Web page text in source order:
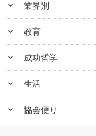
keyboard_arrow_down 業界別
keyboard_arrow_down 教育
keyboard_arrow_down 成功哲学
keyboard_arrow_down 生活
keyboard_arrow_down 協会便り